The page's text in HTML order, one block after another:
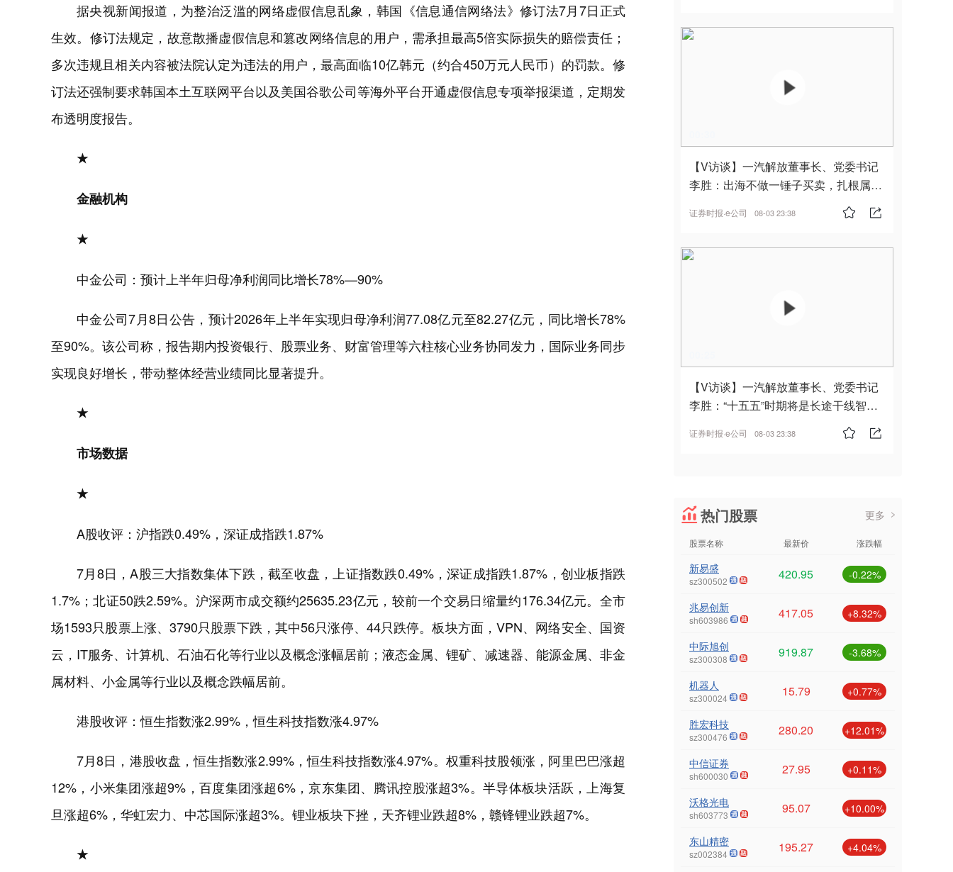
据央视新闻报道，为整治泛滥的网络虚假信息乱象，韩国《信息通信网络法》修订法7月7日正式
生效。修订法规定，故意散播虚假信息和篡改网络信息的用户，需承担最高5倍实际损失的赔偿责任；
多次违规且相关内容被法院认定为违法的用户，最高面临10亿韩元（约合450万元人民币）的罚款。修
订法还强制要求韩国本土互联网平台以及美国谷歌公司等海外平台开通虚假信息专项举报渠道，定期发
布透明度报告。
★
金融机构
★
中金公司：预计上半年归母净利润同比增长78%—90%
中金公司7月8日公告，预计2026年上半年实现归母净利润77.08亿元至82.27亿元，同比增长78%
至90%。该公司称，报告期内投资银行、股票业务、财富管理等六柱核心业务协同发力，国际业务同步
实现良好增长，带动整体经营业绩同比显著提升。
★
市场数据
★
A股收评：沪指跌0.49%，深证成指跌1.87%
7月8日，A股三大指数集体下跌，截至收盘，上证指数跌0.49%，深证成指跌1.87%，创业板指跌
1.7%；北证50跌2.59%。沪深两市成交额约25635.23亿元，较前一个交易日缩量约176.34亿元。全市
场1593只股票上涨、3790只股票下跌，其中56只涨停、44只跌停。板块方面，VPN、网络安全、国资
云，IT服务、计算机、石油石化等行业以及概念涨幅居前；液态金属、锂矿、减速器、能源金属、非金
属材料、小金属等行业以及概念跌幅居前。
港股收评：恒生指数涨2.99%，恒生科技指数涨4.97%
7月8日，港股收盘，恒生指数涨2.99%，恒生科技指数涨4.97%。权重科技股领涨，阿里巴巴涨超
12%，小米集团涨超9%，百度集团涨超6%，京东集团、腾讯控股涨超3%。半导体板块活跃，上海复
旦涨超6%，华虹宏力、中芯国际涨超3%。锂业板块下挫，天齐锂业跌超8%，赣锋锂业跌超7%。
★
【V访谈】一汽解放董事长、党委书记
李胜：出海不做一锤子买卖，扎根属
证券时报·e公司 08-03 23:38
【V访谈】一汽解放董事长、党委书记
李胜：“十五五”时期将是长途干线智能
证券时报·e公司 08-03 23:38
热门股票 更多
股票名称 最新价 涨跌幅
新易盛
sz300502 420.95 -0.22%
兆易创新
sh603986 417.05 +8.32%
中际旭创
sz300308 919.87 -3.68%
机器人
sz300024 15.79 +0.77%
胜宏科技
sz300476 280.20 +12.01%
中信证券
sh600030 27.95 +0.11%
沃格光电
sh603773 95.07 +10.00%
东山精密
sz002384 195.27 +4.04%